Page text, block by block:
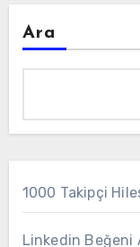
Ara
1000 Takipçi
Linkedin Beğeni